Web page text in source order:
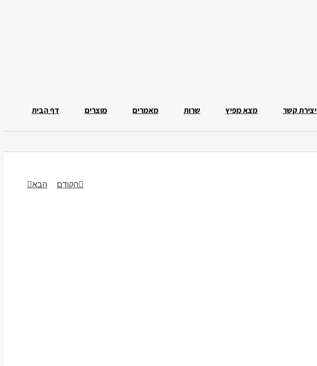
דף הבית מוצרים מאמרים שרות מצא מפיץ יצירת קשר
הקודם הבא